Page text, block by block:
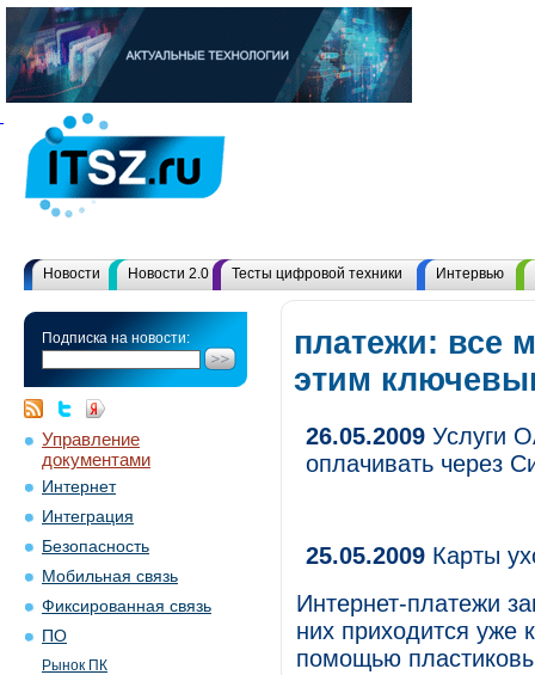
Новости Новости 2.0 Тесты цифровой техники Интервью
Подписка на новости:
Управление
документами
Интернет
Интеграция
Безопасность
Мобильная связь
Фиксированная связь
ПО
Рынок ПК
платежи: все
этим
26.05.2009 Услуги
оплачивать через
25.05.2009 Карты
Интернет-платежи
них приходится уже
помощью